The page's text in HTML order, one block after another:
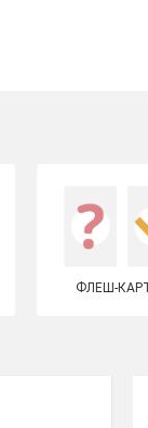
ФЛЕШ-